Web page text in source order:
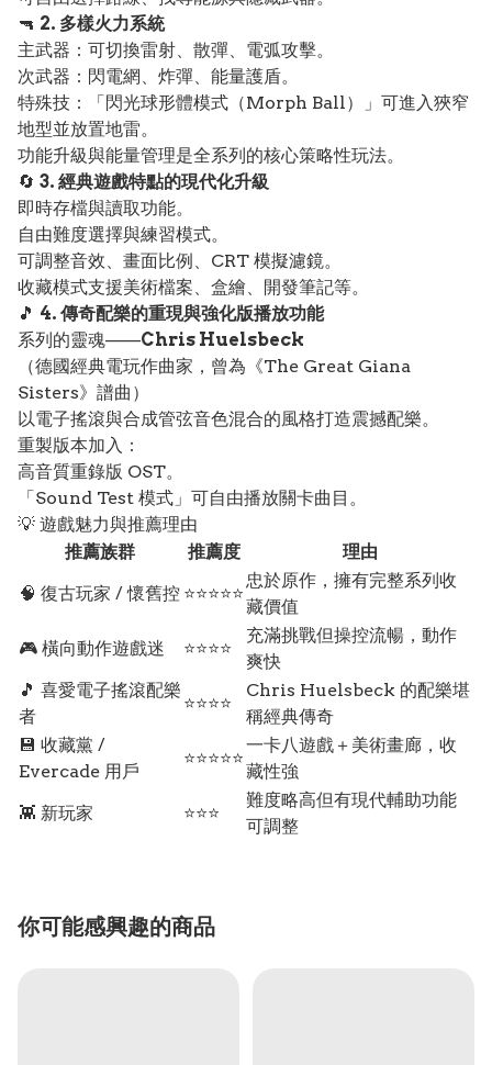
🔫 2. 多樣火力系統
主武器：可切換雷射、散彈、電弧攻擊。
次武器：閃電網、炸彈、能量護盾。
特殊技：「閃光球形體模式（Morph Ball）」可進入狹窄
地型並放置地雷。
功能升級與能量管理是全系列的核心策略性玩法。
🔄 3. 經典遊戲特點的現代化升級
即時存檔與讀取功能。
自由難度選擇與練習模式。
可調整音效、畫面比例、CRT 模擬濾鏡。
收藏模式支援美術檔案、盒繪、開發筆記等。
🎵 4. 傳奇配樂的重現與強化版播放功能
系列的靈魂——Chris Huelsbeck
（德國經典電玩作曲家，曾為《The Great Giana
Sisters》譜曲）
以電子搖滾與合成管弦音色混合的風格打造震撼配樂。
重製版本加入：
高音質重錄版 OST。
「Sound Test 模式」可自由播放關卡曲目。
💡 遊戲魅力與推薦理由
推薦族群
推薦度
理由
🧠 復古玩家 / 懷舊控 ⭐⭐⭐⭐⭐
忠於原作，擁有完整系列收
藏價值
🎮 橫向動作遊戲迷
⭐⭐⭐⭐
充滿挑戰但操控流暢，動作
爽快
🎵 喜愛電子搖滾配樂
者
⭐⭐⭐⭐
Chris Huelsbeck 的配樂堪
稱經典傳奇
💾 收藏黨 /
Evercade 用戶
⭐⭐⭐⭐⭐
一卡八遊戲＋美術畫廊，收
藏性強
👾 新玩家
⭐⭐⭐
難度略高但有現代輔助功能
可調整
你可能感興趣的商品